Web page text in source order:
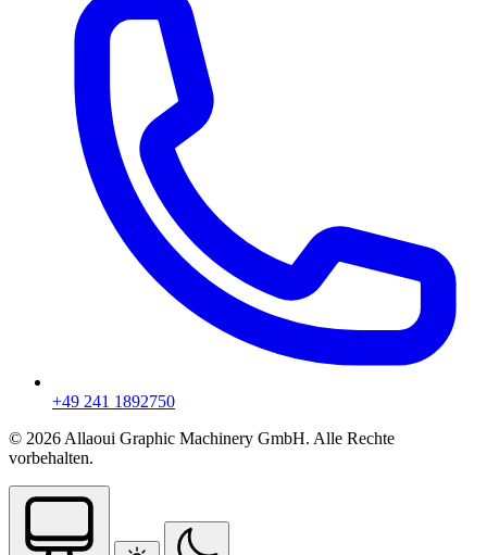
+49 241 1892750
© 2026 Allaoui Graphic Machinery GmbH. Alle Rechte
vorbehalten.